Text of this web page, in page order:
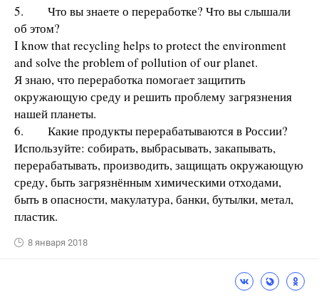
5. Что вы знаете о переработке? Что вы слышали
об этом?
I know that recycling helps to protect the environment
and solve the problem of pollution of our planet.
Я знаю, что переработка помогает защитить
окружающую среду и решить проблему загрязнения
нашей планеты.
6. Какие продукты перерабатываются в России?
Используйте: собирать, выбрасывать, закапывать,
перерабатывать, производить, защищать окружающую
среду, быть загрязнённым химическими отходами,
быть в опасности, макулатура, банки, бутылки, метал,
пластик.
8 января 2018